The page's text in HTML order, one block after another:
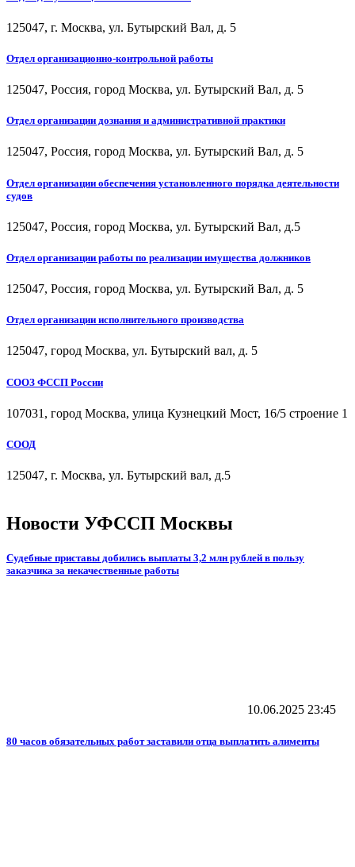
125047, г. Москва, ул. Бутырский Вал, д. 5
Отдел организационно-контрольной работы
125047, Россия, город Москва, ул. Бутырский Вал, д. 5
Отдел организации дознания и административной практики
125047, Россия, город Москва, ул. Бутырский Вал, д. 5
Отдел организации обеспечения установленного порядка деятельности
судов
125047, Россия, город Москва, ул. Бутырский Вал, д.5
Отдел организации работы по реализации имущества должников
125047, Россия, город Москва, ул. Бутырский Вал, д. 5
Отдел организации исполнительного производства
125047, город Москва, ул. Бутырский вал, д. 5
СООЗ ФССП России
107031, город Москва, улица Кузнецкий Мост, 16/5 строение 1
СООД
125047, г. Москва, ул. Бутырский вал, д.5
Новости УФССП Москвы
Судебные приставы добились выплаты 3,2 млн рублей в пользу
заказчика за некачественные работы
10.06.2025 23:45
80 часов обязательных работ заставили отца выплатить алименты